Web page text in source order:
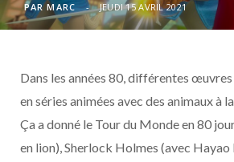
o t
r
r
m
PAR MARC JEUDI 15 AVRIL 2021
Dans les années 80, différentes
en séries animées avec des animaux à
Ça a donné le Tour du Monde en 80
en lion), Sherlock Holmes (avec